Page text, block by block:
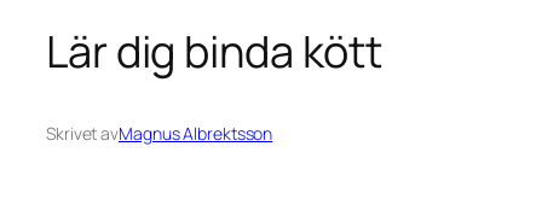
Lär dig binda kött
Skrivet avMagnus Albrektsson